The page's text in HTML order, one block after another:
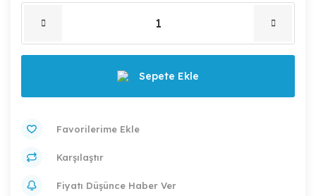
Sepete Ekle
Karşılaştır
Fiyatı Düşünce Haber Ver